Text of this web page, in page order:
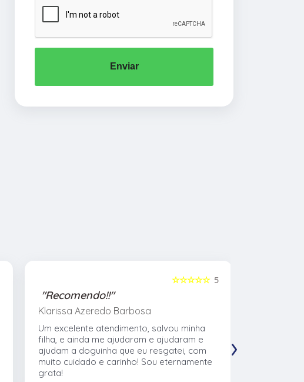
Enviar
5
☆☆☆☆☆
"Recomendo!!"
Klarissa Azeredo Barbosa
Um excelente atendimento, salvou minha
filha, e ainda me ajudaram e ajudaram e
ajudam a doguinha que eu resgatei, com
muito cuidado e carinho! Sou eternamente
grata!
›